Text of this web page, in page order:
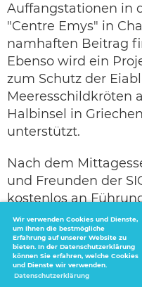
Wir verwenden Cookies und Dienste,
um Ihnen die bestmögliche
Erfahrung auf unserer Website zu
bieten. In der Datenschutzerklärung
können Sie erfahren, welche Cookies
und Dienste wir verwenden.
Datenschutzerklärung
Auffangstationen in
"Centre Emys" in
namhaften Beitrag
Ebenso wird ein
zum Schutz der
Meeresschildkröten
Halbinsel in
unterstützt.
Nach dem
und Freunden der
kostenlos an
Bruderhaus